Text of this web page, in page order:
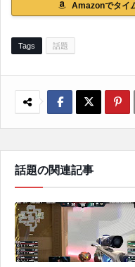
Amazonでタイ
Tags 話題
話題の関連記事